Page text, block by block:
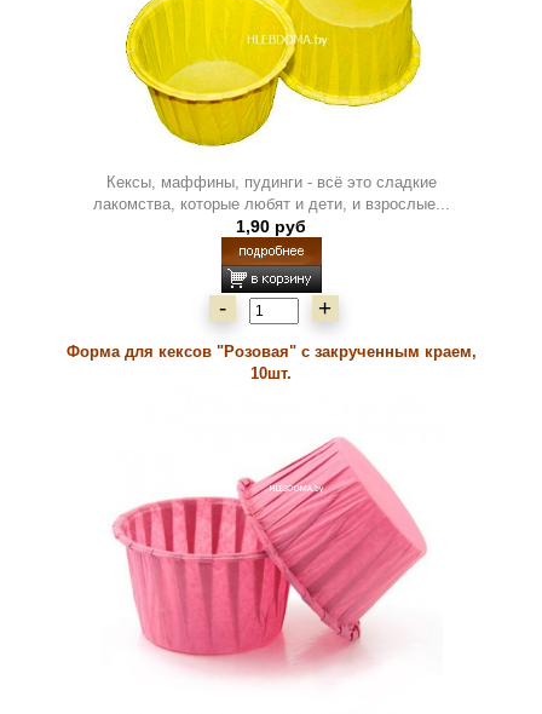
Кексы, маффины, пудинги - всё это сладкие
лакомства, которые любят и дети, и взрослые...
1,90 руб
- +
Форма для кексов "Розовая" с закрученным краем,
10шт.